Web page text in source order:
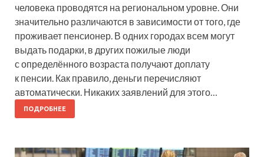
человека проводятся на региональном уровне. Они
значительно различаются в зависимости от того, где
проживает пенсионер. В одних городах всем могут
выдать подарки, в других пожилые люди
с определённого возраста получают доплату
к пенсии. Как правило, деньги перечисляют
автоматически. Никаких заявлений для этого…
ПОДРОБНЕЕ